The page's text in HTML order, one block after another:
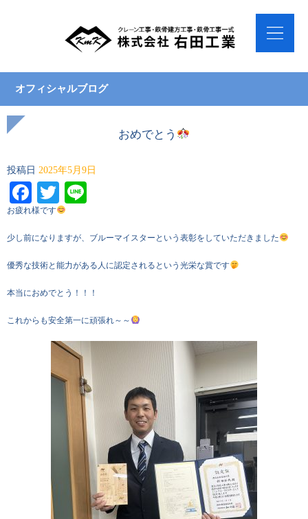
オフィシャルブログ
おめでとう
投稿日 2025年5月9日
Facebook
Twitter
お疲れ様です
少し前になりますが、ブルーマイスターという表彰をしていただきました
優秀な技術と能力がある人に認定されるという光栄な賞です
本当におめでとう！！！
これからも安全第一に頑張れ～～